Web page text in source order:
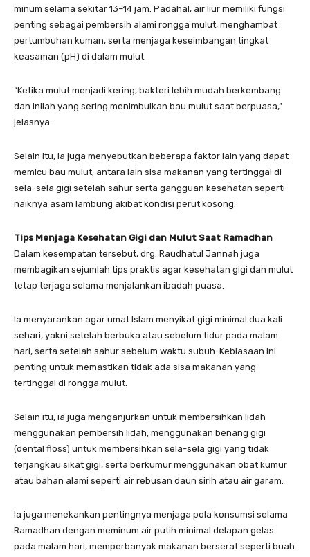
minum selama sekitar 13–14 jam. Padahal, air liur memiliki fungsi
penting sebagai pembersih alami rongga mulut, menghambat
pertumbuhan kuman, serta menjaga keseimbangan tingkat
keasaman (pH) di dalam mulut.
“Ketika mulut menjadi kering, bakteri lebih mudah berkembang
dan inilah yang sering menimbulkan bau mulut saat berpuasa,”
jelasnya.
Selain itu, ia juga menyebutkan beberapa faktor lain yang dapat
memicu bau mulut, antara lain sisa makanan yang tertinggal di
sela-sela gigi setelah sahur serta gangguan kesehatan seperti
naiknya asam lambung akibat kondisi perut kosong.
Tips Menjaga Kesehatan Gigi dan Mulut Saat Ramadhan
Dalam kesempatan tersebut, drg. Raudhatul Jannah juga
membagikan sejumlah tips praktis agar kesehatan gigi dan mulut
tetap terjaga selama menjalankan ibadah puasa.
Ia menyarankan agar umat Islam menyikat gigi minimal dua kali
sehari, yakni setelah berbuka atau sebelum tidur pada malam
hari, serta setelah sahur sebelum waktu subuh. Kebiasaan ini
penting untuk memastikan tidak ada sisa makanan yang
tertinggal di rongga mulut.
Selain itu, ia juga menganjurkan untuk membersihkan lidah
menggunakan pembersih lidah, menggunakan benang gigi
(dental floss) untuk membersihkan sela-sela gigi yang tidak
terjangkau sikat gigi, serta berkumur menggunakan obat kumur
atau bahan alami seperti air rebusan daun sirih atau air garam.
Ia juga menekankan pentingnya menjaga pola konsumsi selama
Ramadhan dengan meminum air putih minimal delapan gelas
pada malam hari, memperbanyak makanan berserat seperti buah